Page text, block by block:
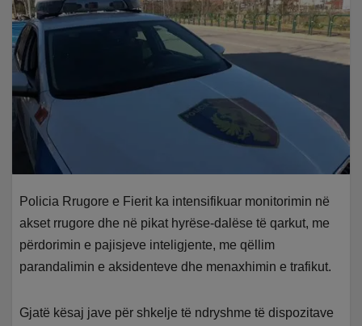
Policia Rrugore e Fierit ka intensifikuar monitorimin në
akset rrugore dhe në pikat hyrëse-dalëse të qarkut, me
përdorimin e pajisjeve inteligjente, me qëllim
parandalimin e aksidenteve dhe menaxhimin e trafikut.
Gjatë kësaj jave për shkelje të ndryshme të dispozitave